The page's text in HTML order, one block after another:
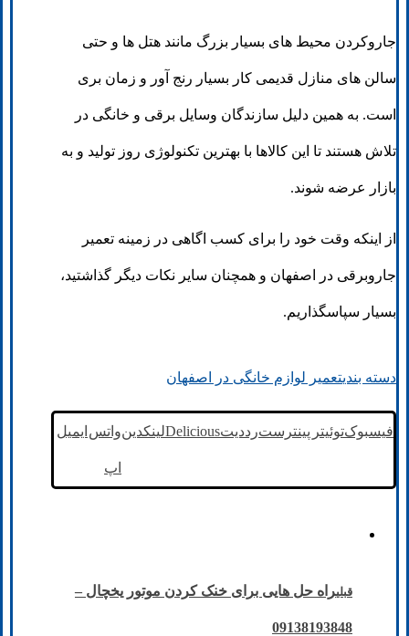
جاروکردن محیط های بسیار بزرگ مانند هتل ها و حتی
سالن های منازل قدیمی کار بسیار رنج آور و زمان بری
است. به همین دلیل سازندگان وسایل برقی و خانگی در
تلاش هستند تا این کالاها با بهترین تکنولوژی روز تولید و به
بازار عرضه شوند.
از اینکه وقت خود را برای کسب اگاهی در زمینه تعمیر
جاروبرقی در اصفهان و همچنان سایر نکات دیگر گذاشتید،
بسیار سپاسگذاریم.
دسته بندیتعمیر لوازم خانگی در اصفهان
فیسبوکتوئیتر پینترسترددیتDeliciousلینکدینواتس
اپ
ایمیل
قبلیراه حل هایی برای خنک کردن موتور یخچال –
09138193848